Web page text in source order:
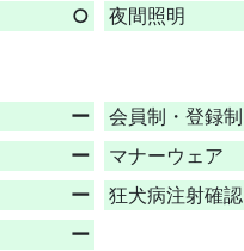
○ 夜間照明
ー 会員制・登録制
ー マナーウェア
ー 狂犬病注射確認
ー